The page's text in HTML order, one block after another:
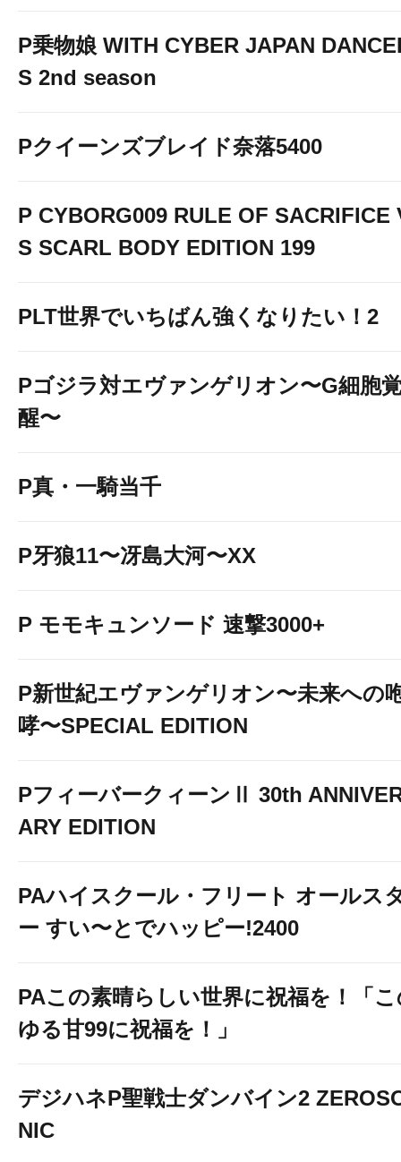
P乗物娘 WITH CYBER JAPAN
S 2nd season
Pクイーンズブレイド奈落5400
P CYBORG009 RULE OF SACRIFICE
S SCARL BODY EDITION 199
PLT世界でいちばん強くなりたい！2
Pゴジラ対エヴァンゲリオン〜G細胞
醒〜
P真・一騎当千
P牙狼11〜冴島大河〜XX
P モモキュンソード 速撃3000+
P新世紀エヴァンゲリオン〜未来への
哮〜SPECIAL EDITION
PフィーバークィーンⅡ 30th
ARY EDITION
PAハイスクール・フリート オールス
ー すい〜とでハッピー!2400
PAこの素晴らしい世界に祝福を！「
ゆる甘99に祝福を！」
デジハネP聖戦士ダンバイン2
NIC